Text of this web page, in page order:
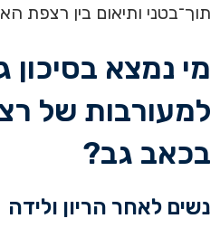
תוך־בטני ותיאום בין רצפת
מי נמצא בסיכון
למעורבות של
בכאב גב?
נשים לאחר הריון ולידה